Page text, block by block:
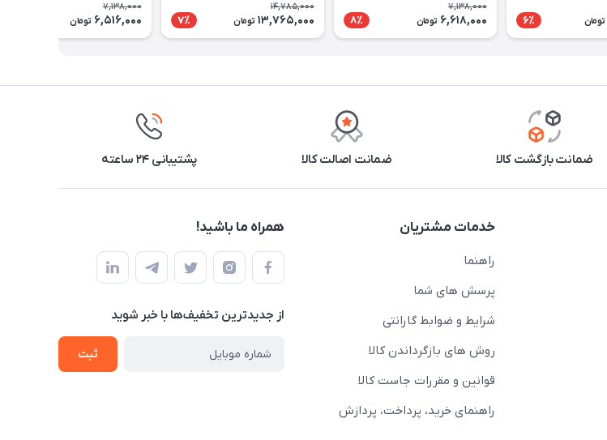
تومان 6٪
7,138,000
6,618,000 تومان 8٪
14,785,000
13,765,000 تومان 7٪
7,138,000
6,516,000 تومان
ضمانت بازگشت کالا ضمانت اصالت کالا پشتیبانی ۲۴ ساعته
خدمات مشتریان
راهنما
پرسش های شما
شرایط و ضوابط گارانتی
روش های بازگرداندن کالا
قوانین و مقررات جاست کالا
راهنمای خرید، پرداخت، پردازش
همراه ما باشید!
از جدید‌ترین تخفیف‌ها با‌ خبر شوید
ثبت